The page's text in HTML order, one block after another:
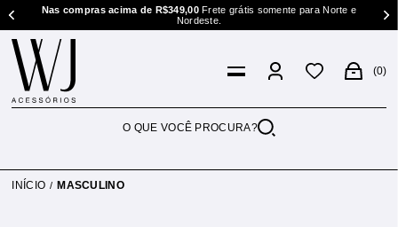
e Nas compras acima de R$349,00Frete grátis somente para Norte e
Nordeste.
0
INÍCIO MASCULINO